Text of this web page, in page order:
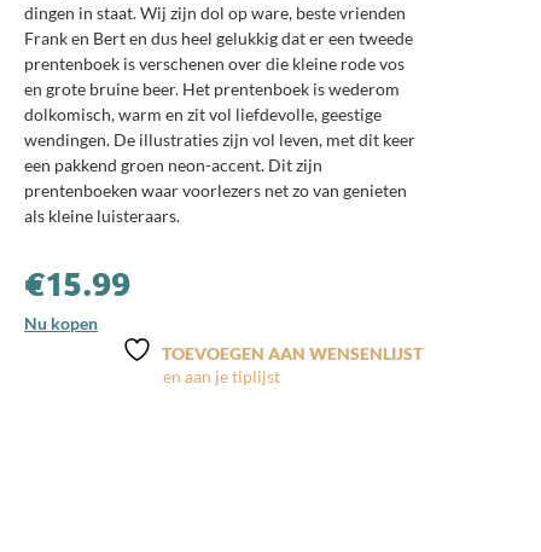
dingen in staat. Wij zijn dol op ware, beste vrienden
Frank en Bert en dus heel gelukkig dat er een tweede
prentenboek is verschenen over die kleine rode vos
en grote bruine beer. Het prentenboek is wederom
dolkomisch, warm en zit vol liefdevolle, geestige
wendingen. De illustraties zijn vol leven, met dit keer
een pakkend groen neon-accent. Dit zijn
prentenboeken waar voorlezers net zo van genieten
als kleine luisteraars.
€15.99
Nu kopen
TOEVOEGEN AAN WENSENLIJST